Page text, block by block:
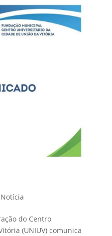
Notícia
do Centro
(UNIUV) comunica